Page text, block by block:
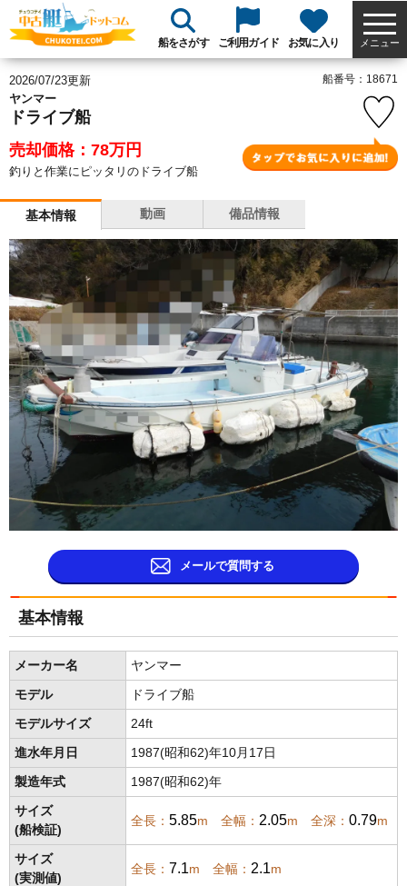
船をさがす ご利用ガイド お気に入り メニュー
2026/07/23更新
ヤンマー
ドライブ船
売却価格：78万円
釣りと作業にピッタリのドライブ船
船番号：18671
基本情報 動画 備品情報
メールで質問する
基本情報
メーカー名 ヤンマー
モデル ドライブ船
モデルサイズ 24ft
進水年月日 1987(昭和62)年10月17日
製造年式 1987(昭和62)年
サイズ
(船検証)
全長： 5.85m 全幅： 2.05m 全深： 0.79m
サイズ
(実測値)
全長： 7.1m 全幅： 2.1m